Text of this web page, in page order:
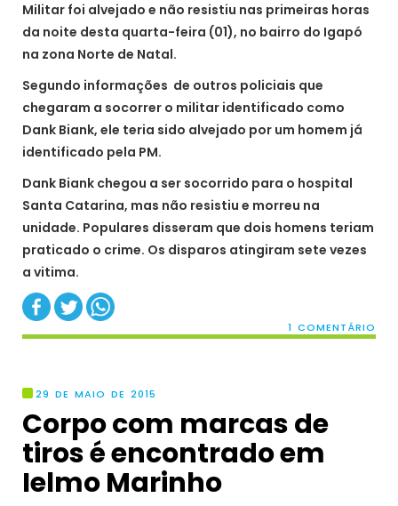
Militar foi alvejado e não resistiu nas primeiras horas
da noite desta quarta-feira (01), no bairro do Igapó
na zona Norte de Natal.
Segundo informações de outros policiais que
chegaram a socorrer o militar identificado como
Dank Biank, ele teria sido alvejado por um homem já
identificado pela PM.
Dank Biank chegou a ser socorrido para o hospital
Santa Catarina, mas não resistiu e morreu na
unidade. Populares disseram que dois homens teriam
praticado o crime. Os disparos atingiram sete vezes
a vitima.
1 COMENTÁRIO
29 DE MAIO DE 2015
Corpo com marcas de
tiros é encontrado em
Ielmo Marinho